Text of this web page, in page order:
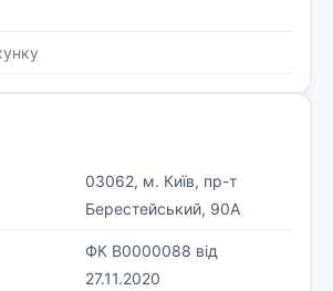
03062, м. Київ, пр-т
Берестейський, 90А
ФК В0000088 від
27.11.2020